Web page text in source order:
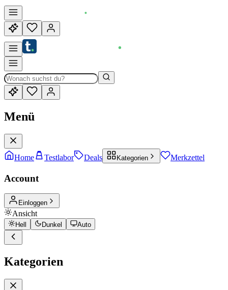
Menü
Home Testlabor Deals Kategorien Merkzettel
Account
Einloggen
Ansicht
Hell Dunkel Auto
Kategorien